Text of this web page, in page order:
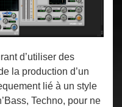
d’utiliser des
la production d’un
lié à un style
Techno, pour ne